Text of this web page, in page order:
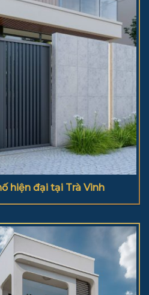
hiện đại tại Trà Vinh